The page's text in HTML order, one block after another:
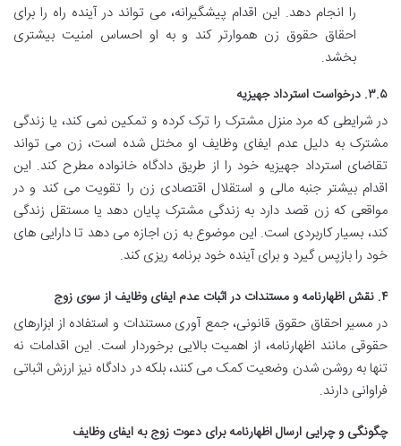
را انجام دهد. این اقدام پیشگیرانه، می تواند در آینده راه را برای
احقاق حقوق زن هموارتر کند و به او احساس امنیت بیشتری
بخشد.
۳.۵. درخواست استرداد جهیزیه
در شرایطی که مرد منزل مشترک را ترک کرده و تمکین نمی کند، یا زندگی
مشترک به دلیل عدم ایفای وظایف او مختل شده است، زن می تواند
تقاضای استرداد جهیزیه خود را از طریق دادگاه خانواده مطرح کند. این
اقدام بیشتر جنبه مالی و استقلال اقتصادی زن را تقویت می کند و در
مواقعی که زن قصد دارد به زندگی مشترک پایان دهد یا مستقل زندگی
کند، بسیار کاربردی است. این موضوع به زن اجازه می دهد تا دارایی های
خود را بازپس گیرد و برای آینده خود برنامه ریزی کند.
۴. نقش اظهارنامه و مستندات در اثبات عدم ایفای وظایف از سوی زوج
در مسیر احقاق حقوق قانونی، جمع آوری مستندات و استفاده از ابزارهای
حقوقی مانند اظهارنامه، از اهمیت بالایی برخوردار است. این اقدامات نه
تنها به روشن شدن وضعیت کمک می کنند، بلکه در دادگاه نیز ارزش اثباتی
فراوانی دارند.
چگونگی و چرایی ارسال اظهارنامه برای دعوت زوج به ایفای وظایف